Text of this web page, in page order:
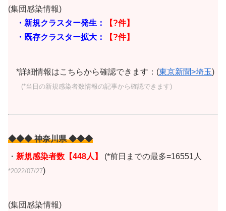
(集団感染情報)
・新規クラスター発生：
【?件】
・既存クラスター拡大：
【?件】
*詳細情報はこちらから確認できます：(東京新聞>埼玉)
(*当日の新規感染者数情報の記事から確認できます)
◆◆◆ 神奈川県 ◆◆◆
・ 新規感染者数 【448人 】 (*前日までの最多=16551人
*2022/07/27)
(集団感染情報)